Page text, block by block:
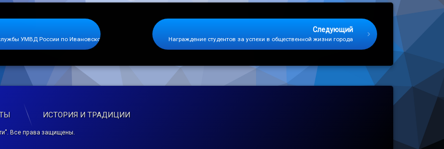
УМВД России по Ивановской области
Следующий
Награждение студентов за успехи в общественной жизни города
ИСТОРИЯ И ТРАДИЦИИ
Все права защищены.